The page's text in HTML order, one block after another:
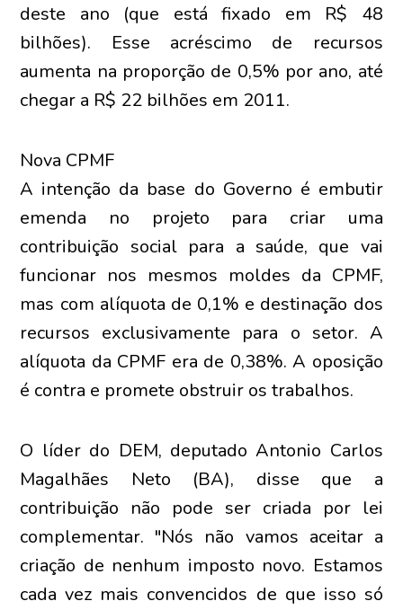
deste ano (que está fixado em R$ 48
bilhões). Esse acréscimo de recursos
aumenta na proporção de 0,5% por ano, até
chegar a R$ 22 bilhões em 2011.
Nova CPMF
A intenção da base do Governo é embutir
emenda no projeto para criar uma
contribuição social para a saúde, que vai
funcionar nos mesmos moldes da CPMF,
mas com alíquota de 0,1% e destinação dos
recursos exclusivamente para o setor. A
alíquota da CPMF era de 0,38%. A oposição
é contra e promete obstruir os trabalhos.
O líder do DEM, deputado Antonio Carlos
Magalhães Neto (BA), disse que a
contribuição não pode ser criada por lei
complementar. "Nós não vamos aceitar a
criação de nenhum imposto novo. Estamos
cada vez mais convencidos de que isso só